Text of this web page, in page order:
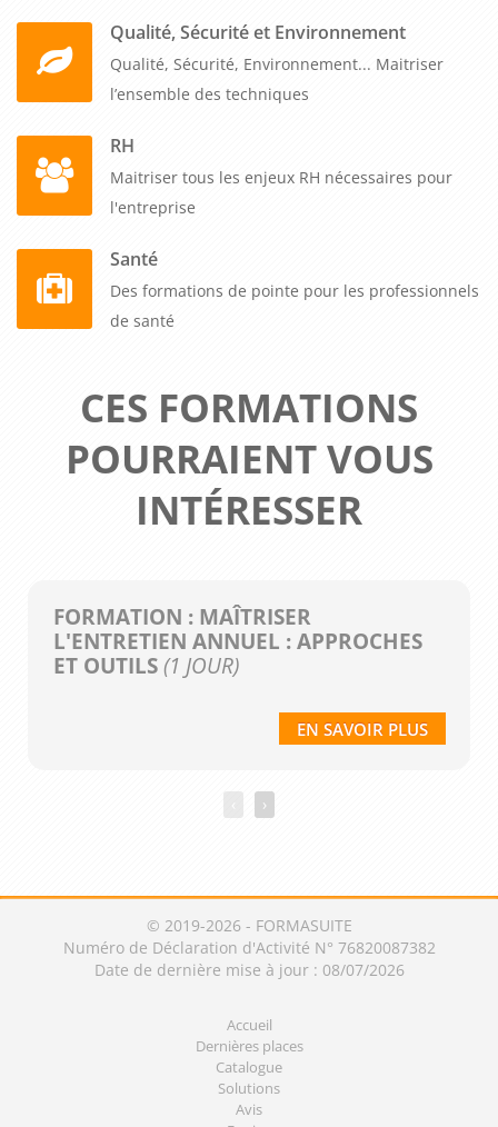
Qualité, Sécurité et Environnement
Qualité, Sécurité, Environnement... Maitriser
l’ensemble des techniques
RH
Maitriser tous les enjeux RH nécessaires pour
l'entreprise
Santé
Des formations de pointe pour les professionnels
de santé
CES FORMATIONS
POURRAIENT VOUS
INTÉRESSER
FORMATION : MAÎTRISER
L'ENTRETIEN ANNUEL : APPROCHES
ET OUTILS(1 JOUR)
EN SAVOIR PLUS
›
© 2019-2026 - FORMASUITE
Numéro de Déclaration d'Activité N° 76820087382
Date de dernière mise à jour : 08/07/2026
Accueil
Dernières places
Catalogue
Solutions
Avis